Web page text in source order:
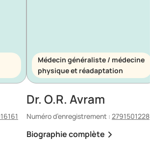
Médecin généraliste / médecine
physique et réadaptation
Dr. O.R. Avram
Numéro d’enregistrement : 2791501228
Biographie complète